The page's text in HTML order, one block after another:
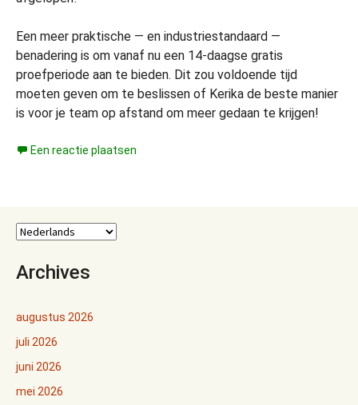
Een meer praktische — en industriestandaard —
benadering is om vanaf nu een 14-daagse gratis
proefperiode aan te bieden. Dit zou voldoende tijd
moeten geven om te beslissen of Kerika de beste manier
is voor je team op afstand om meer gedaan te krijgen!
Een reactie plaatsen
Archives
augustus 2026
juli 2026
juni 2026
mei 2026